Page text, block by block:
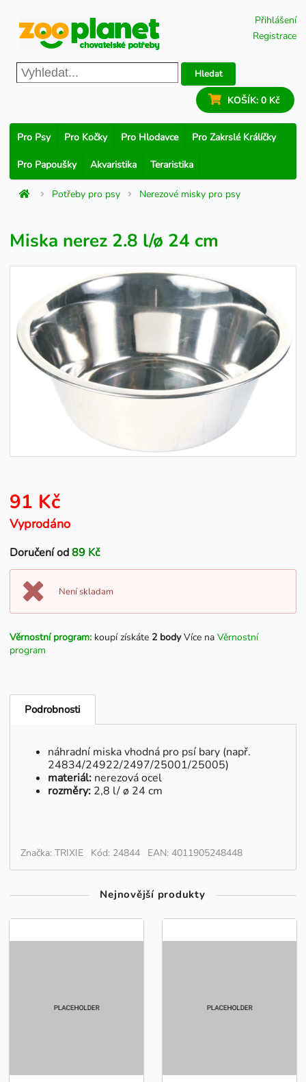
Přihlášení
Registrace
Hledat
KOŠÍK: 0 Kč
Pro Psy Pro Kočky Pro Hlodavce Pro Zakrslé Králíčky
Pro Papoušky Akvaristika Teraristika
Potřeby pro psy Nerezové misky pro psy
Miska nerez 2.8 l/ø 24 cm
91 Kč
Vyprodáno
Doručení od89 Kč
Není skladam
Věrnostní program: koupí získáte 2 bodyVíce na Věrnostní
program
Podrobnosti
náhradní miska vhodná pro psí bary (např.
24834/24922/2497/25001/25005)
materiál: nerezová ocel
rozměry: 2,8 l/ ø 24 cm
Značka: TRIXIE Kód: 24844 EAN: 4011905248448
Nejnovější produkty